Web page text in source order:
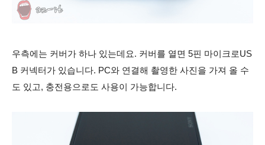
우측에는 커버가 하나 있는데요. 커버를 열면 5핀 마이크로US
B 커넥터가 있습니다. PC와 연결해 촬영한 사진을 가져 올 수
도 있고, 충전용으로도 사용이 가능합니다.